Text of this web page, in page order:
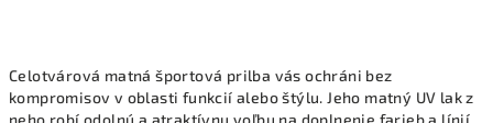
Celotvárová matná športová prilba vás ochráni bez
kompromisov v oblasti funkcií alebo štýlu. Jeho matný UV lak z
neho robí odolnú a atraktívnu voľbu na doplnenie farieb a línií